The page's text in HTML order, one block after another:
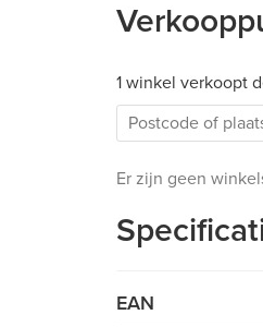
1 winkel verkoopt
Er zijn geen
EAN